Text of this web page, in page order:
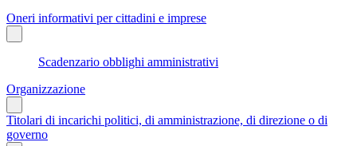
Oneri informativi per cittadini e imprese
Scadenzario obblighi amministrativi
Organizzazione
Titolari di incarichi politici, di amministrazione, di direzione o di
governo